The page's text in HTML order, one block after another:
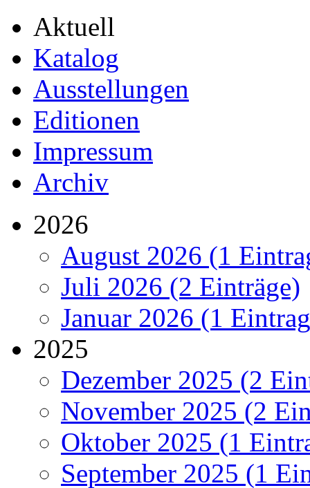
Aktuell
Katalog
Ausstellungen
Editionen
Impressum
Archiv
2026
August 2026 (1
Juli 2026 (2 Einträge)
Januar 2026 (1
2025
Dezember 2025 (2
November 2025 (2
Oktober 2025 (1
September 2025 (1